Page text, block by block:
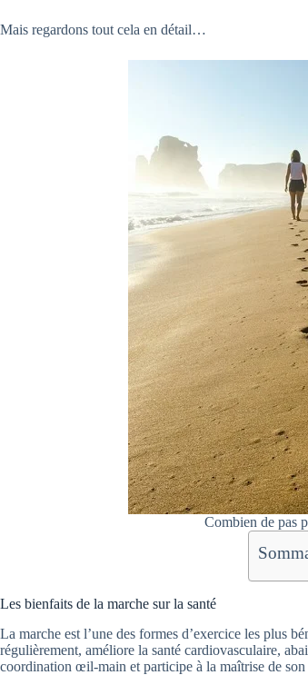
Mais regardons tout cela en détail…
Combien de pas
Les bienfaits de la marche sur la santé
La marche est l’une des formes d’exercice les plus
régulièrement, améliore la santé cardiovasculaire,
coordination œil-main et participe à la maîtrise de